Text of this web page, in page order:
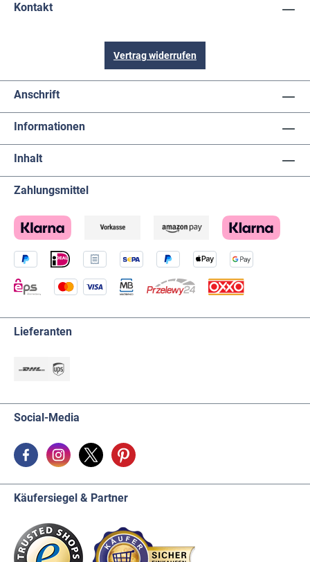
Kontakt
Vertrag widerrufen
Anschrift
Informationen
Inhalt
Zahlungsmittel
Lieferanten
Social-Media
Käufersiegel & Partner